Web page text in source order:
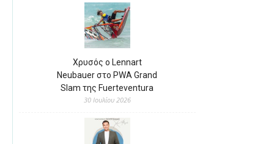
Χρυσός ο Lennart
Neubauer στο PWA Grand
Slam της Fuerteventura
30 Ιουλίου 2026